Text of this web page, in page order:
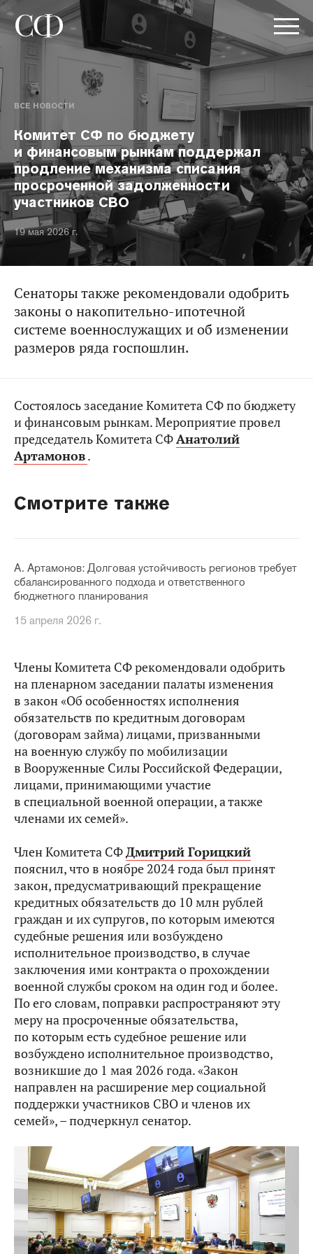
ВСЕ НОВОСТИ
Комитет СФ по бюджету
и финансовым рынкам поддержал
продление механизма списания
просроченной задолженности
участников СВО
19 мая 2026 г.
Сенаторы также рекомендовали одобрить
законы о накопительно-ипотечной
системе военнослужащих и об изменении
размеров ряда госпошлин.
Состоялось заседание Комитета СФ по бюджету
и финансовым рынкам. Мероприятие провел
председатель Комитета СФАнатолий
Артамонов.
Смотрите также
А. Артамонов: Долговая устойчивость регионов требует
сбалансированного подхода и ответственного
бюджетного планирования
15 апреля 2026 г.
Члены Комитета СФ рекомендовали одобрить
на пленарном заседании палаты изменения
в закон «Об особенностях исполнения
обязательств по кредитным договорам
(договорам займа) лицами, призванными
на военную службу по мобилизации
в Вооруженные Силы Российской Федерации,
лицами, принимающими участие
в специальной военной операции, а также
членами их семей».
Член Комитета СФДмитрий Горицкий
пояснил, что в ноябре 2024 года был принят
закон, предусматривающий прекращение
кредитных обязательств до 10 млн рублей
граждан и их супругов, по которым имеются
судебные решения или возбуждено
исполнительное производство, в случае
заключения ими контракта о прохождении
военной службы сроком на один год и более.
По его словам, поправки распространяют эту
меру на просроченные обязательства,
по которым есть судебное решение или
возбуждено исполнительное производство,
возникшие до 1 мая 2026 года. «Закон
направлен на расширение мер социальной
поддержки участников СВО и членов их
семей», – подчеркнул сенатор.